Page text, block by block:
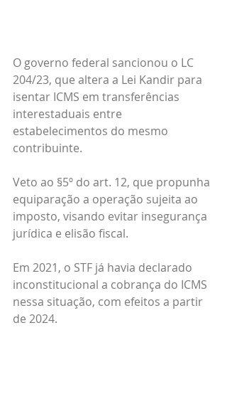
O governo federal sancionou o LC
204/23, que altera a Lei Kandir para
isentar ICMS em transferências
interestaduais entre
estabelecimentos do mesmo
contribuinte.
Veto ao §5º do art. 12, que propunha
equiparação a operação sujeita ao
imposto, visando evitar insegurança
jurídica e elisão fiscal.
Em 2021, o STF já havia declarado
inconstitucional a cobrança do ICMS
nessa situação, com efeitos a partir
de 2024.